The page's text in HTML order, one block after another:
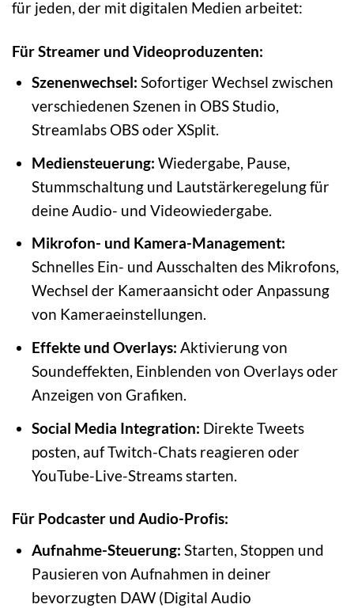
für jeden, der mit digitalen Medien arbeitet:
Für Streamer und Videoproduzenten:
Szenenwechsel: Sofortiger Wechsel zwischen
verschiedenen Szenen in OBS Studio,
Streamlabs OBS oder XSplit.
Mediensteuerung: Wiedergabe, Pause,
Stummschaltung und Lautstärkeregelung für
deine Audio- und Videowiedergabe.
Mikrofon- und Kamera-Management:
Schnelles Ein- und Ausschalten des Mikrofons,
Wechsel der Kameraansicht oder Anpassung
von Kameraeinstellungen.
Effekte und Overlays: Aktivierung von
Soundeffekten, Einblenden von Overlays oder
Anzeigen von Grafiken.
Social Media Integration: Direkte Tweets
posten, auf Twitch-Chats reagieren oder
YouTube-Live-Streams starten.
Für Podcaster und Audio-Profis:
Aufnahme-Steuerung: Starten, Stoppen und
Pausieren von Aufnahmen in deiner
bevorzugten DAW (Digital Audio